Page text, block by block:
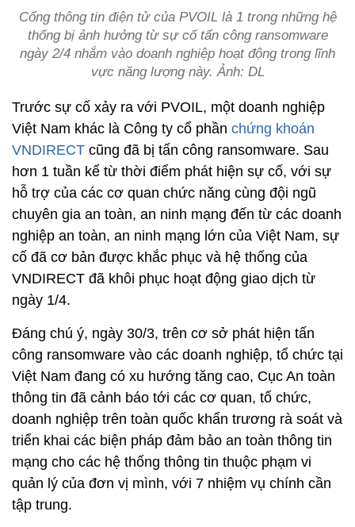
Cổng thông tin điện tử của PVOIL là 1 trong những hệ
thống bị ảnh hưởng từ sự cố tấn công ransomware
ngày 2/4 nhắm vào doanh nghiệp hoạt động trong lĩnh
vực năng lượng này. Ảnh: DL
Trước sự cố xảy ra với PVOIL, một doanh nghiệp
Việt Nam khác là Công ty cổ phần chứng khoán
VNDIRECT cũng đã bị tấn công ransomware. Sau
hơn 1 tuần kể từ thời điểm phát hiện sự cố, với sự
hỗ trợ của các cơ quan chức năng cùng đội ngũ
chuyên gia an toàn, an ninh mạng đến từ các doanh
nghiệp an toàn, an ninh mạng lớn của Việt Nam, sự
cố đã cơ bản được khắc phục và hệ thống của
VNDIRECT đã khôi phục hoạt động giao dịch từ
ngày 1/4.
Đáng chú ý, ngày 30/3, trên cơ sở phát hiện tấn
công ransomware vào các doanh nghiệp, tổ chức tại
Việt Nam đang có xu hướng tăng cao, Cục An toàn
thông tin đã cảnh báo tới các cơ quan, tổ chức,
doanh nghiệp trên toàn quốc khẩn trương rà soát và
triển khai các biện pháp đảm bảo an toàn thông tin
mạng cho các hệ thống thông tin thuộc phạm vi
quản lý của đơn vị mình, với 7 nhiệm vụ chính cần
tập trung.